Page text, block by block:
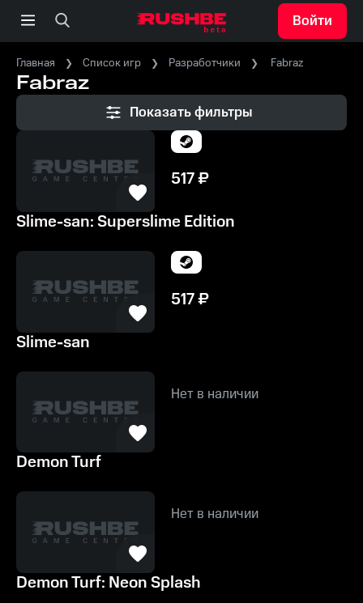
Войти
Главная Список игр Разработчики Fabraz
Fabraz
Показать фильтры
517₽
Slime-san: Superslime Edition
517₽
Slime-san
Нет в наличии
Demon Turf
Нет в наличии
Demon Turf: Neon Splash